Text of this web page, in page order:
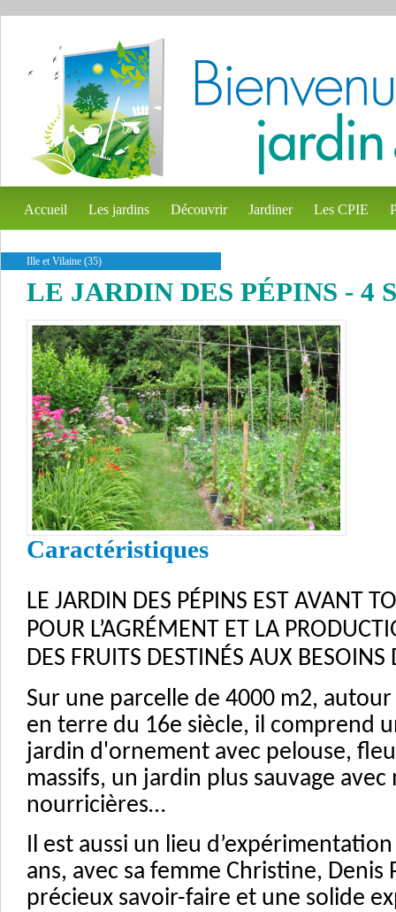
Accueil Les jardins Découvrir Jardiner Les CPIE
Ille et Vilaine (35)
LE JARDIN DES PÉPINS - 4
Caractéristiques
LE JARDIN DES PÉPINS EST AVANT
POUR L’AGRÉMENT ET LA
DES FRUITS DESTINÉS AUX
Sur une parcelle de 4000 m2,
en terre du 16e siècle, il comprend
jardin d'ornement avec pelouse,
massifs, un jardin plus sauvage
nourricières…
Il est aussi un lieu
ans, avec sa femme Christine, Denis
précieux savoir-faire et une solide